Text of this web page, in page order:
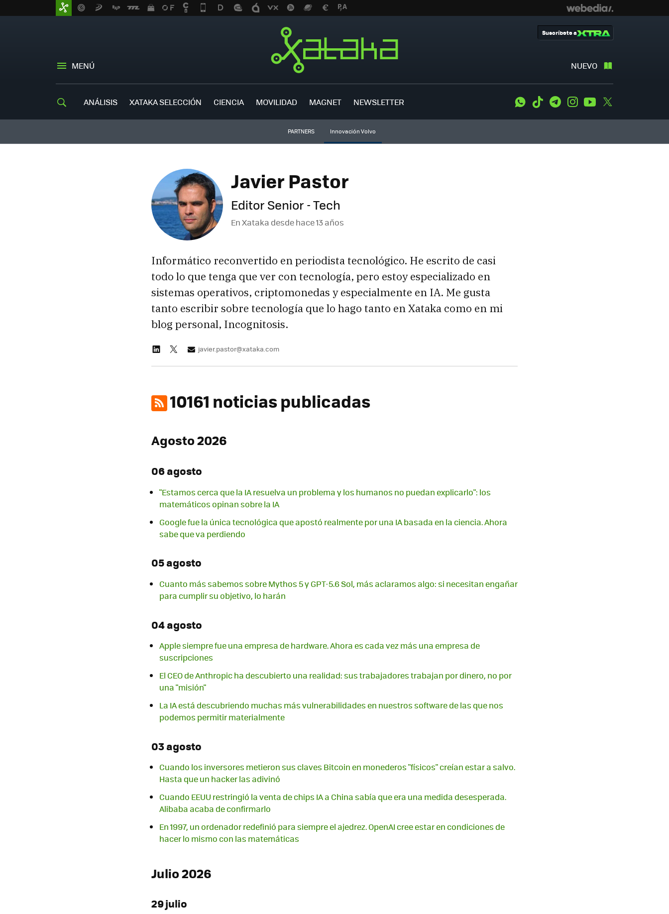
MENÚ NUEVO
Suscríbete a
ANÁLISIS XATAKA SELECCIÓN CIENCIA MOVILIDAD MAGNET NEWSLETTER WhatsApp
Tiktok TelegramInstagramYoutube
PARTNERS Innovación Volvo
Javier Pastor
Editor Senior - Tech
En Xataka desdehace 13 años
Informático reconvertido en periodista tecnológico. He escrito de casi
todo lo que tenga que ver con tecnología, pero estoy especializado en
sistemas operativos, criptomonedas y especialmente en IA. Me gusta
tanto escribir sobre tecnología que lo hago tanto en Xataka como en mi
blog personal, Incognitosis.
javier.pastor@xataka.com
10161 noticias publicadas
Agosto 2026
06 agosto
"Estamos cerca que la IA resuelva un problema y los humanos no puedan explicarlo": los
matemáticos opinan sobre la IA
Google fue la única tecnológica que apostó realmente por una IA basada en la ciencia. Ahora
sabe que va perdiendo
05 agosto
Cuanto más sabemos sobre Mythos 5 y GPT-5.6 Sol, más aclaramos algo: si necesitan engañar
para cumplir su objetivo, lo harán
04 agosto
Apple siempre fue una empresa de hardware. Ahora es cada vez más una empresa de
suscripciones
El CEO de Anthropic ha descubierto una realidad: sus trabajadores trabajan por dinero, no por
una "misión"
La IA está descubriendo muchas más vulnerabilidades en nuestros software de las que nos
podemos permitir materialmente
03 agosto
Cuando los inversores metieron sus claves Bitcoin en monederos "físicos" creían estar a salvo.
Hasta que un hacker las adivinó
Cuando EEUU restringió la venta de chips IA a China sabía que era una medida desesperada.
Alibaba acaba de confirmarlo
En 1997, un ordenador redefinió para siempre el ajedrez. OpenAI cree estar en condiciones de
hacer lo mismo con las matemáticas
Julio 2026
29 julio